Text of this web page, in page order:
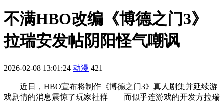
不满HBO改编《博德之门3》
拉瑞安发帖阴阳怪气嘲讽
2026-02-08 13:01:24 动漫 421
近日，HBO宣布将制作《博德之门3》真人剧集并延续游
戏剧情的消息震惊了玩家社群——而似乎连游戏的开发方拉瑞